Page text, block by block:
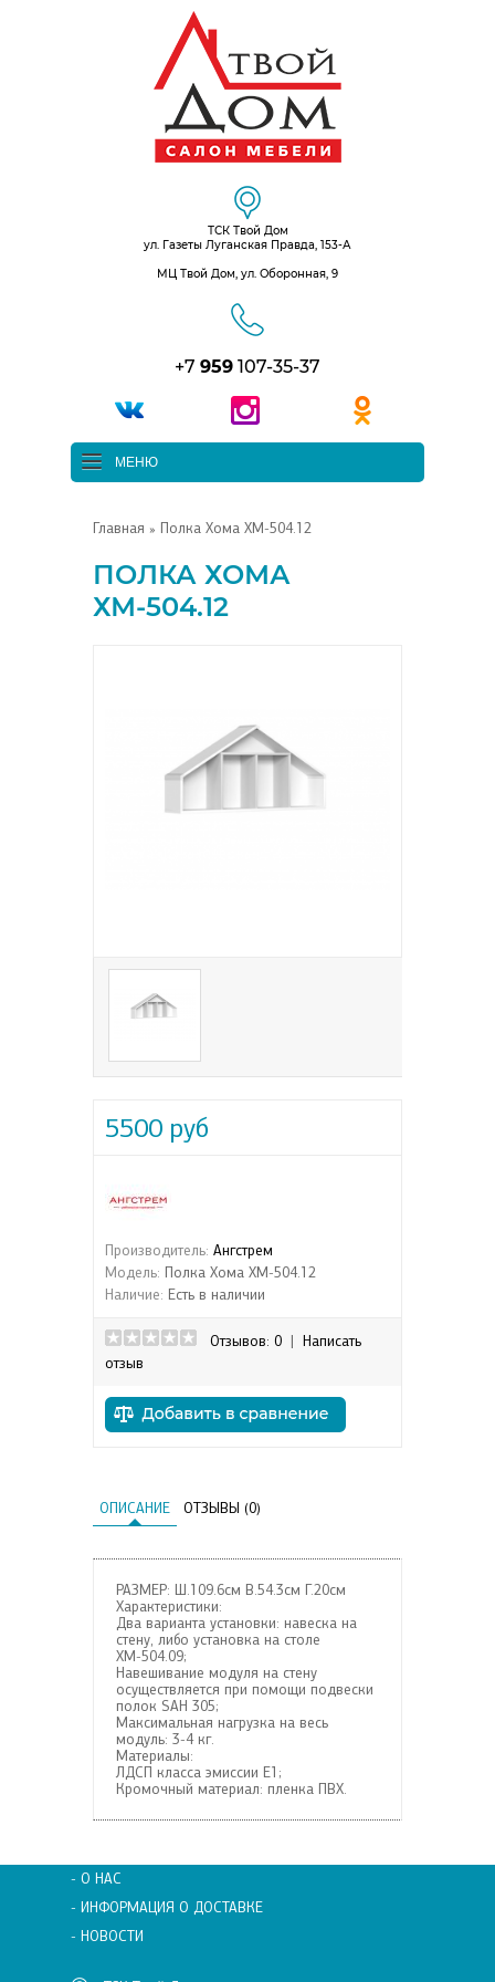
ТСК Твой Дом
ул. Газеты Луганская Правда, 153-А
МЦ Твой Дом, ул. Оборонная, 9
+7 959 107-35-37
МЕНЮ
Главная » Полка Хома ХМ-504.12
ПОЛКА ХОМА
ХМ-504.12
5500 руб
Производитель: Ангстрем
Модель: Полка Хома ХМ-504.12
Наличие: Есть в наличии
Отзывов: 0
Написать
отзыв
ОПИСАНИЕ ОТЗЫВЫ (0)
РАЗМЕР: Ш.109.6см В.54.3см Г.20см
Характеристики:
Два варианта установки: навеска на
стену, либо установка на столе
ХМ-504.09;
Навешивание модуля на стену
осуществляется при помощи подвески
полок SAH 305;
Максимальная нагрузка на весь
модуль: 3-4 кг.
Материалы:
ЛДСП класса эмиссии Е1;
Кромочный материал: пленка ПВХ.
- О НАС
- ИНФОРМАЦИЯ О ДОСТАВКЕ
- НОВОСТИ